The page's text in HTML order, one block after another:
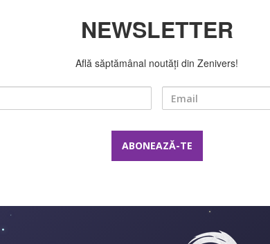
NEWSLETTER
Află săptămânal noutăți din Zenivers!